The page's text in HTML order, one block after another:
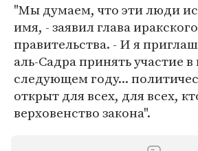
"Мы думаем, что эти люди
имя, - заявил глава иракского
правительства. - И я
аль-Садра принять участие
следующем году...
открыт для всех, для всех,
верховенство закона".